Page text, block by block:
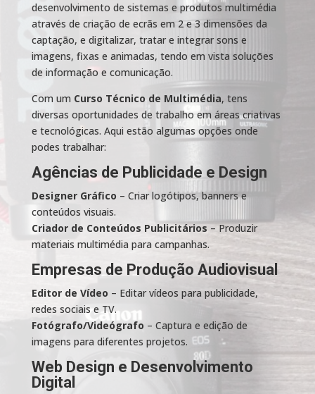
desenvolvimento de sistemas e produtos multimédia
através de criação de ecrãs em 2 e 3 dimensões da
captação, e digitalizar, tratar e integrar sons e
imagens, fixas e animadas, tendo em vista soluções
de informação e comunicação.
Com um Curso Técnico de Multimédia, tens
diversas oportunidades de trabalho em áreas criativas
e tecnológicas. Aqui estão algumas opções onde
podes trabalhar:
Agências de Publicidade e Design
Designer Gráfico – Criar logótipos, banners e
conteúdos visuais.
Criador de Conteúdos Publicitários– Produzir
materiais multimédia para campanhas.
Empresas de Produção Audiovisual
Editor de Vídeo – Editar vídeos para publicidade,
redes sociais e TV.
Fotógrafo/Videógrafo – Captura e edição de
imagens para diferentes projetos.
Web Design e Desenvolvimento
Digital